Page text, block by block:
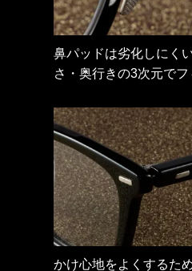
鼻パッドは劣化しにく
さ・奥行きの3次元でフ
かけ心地をよくするた
鼻パッドは劣化しにく
さ・奥行きの3次元でフ
エッジのきいた立体的
で上質な雰囲気に
鼻パッドは劣化しにく
さ・奥行きの3次元でフ
テンプルはデザインを
鼻パッドは劣化しにく
さ・奥行きの3次元でフ
メタルとアセテートの